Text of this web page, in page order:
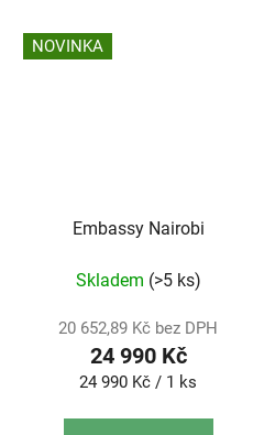
NOVINKA
Embassy Nairobi
Skladem (>5 ks)
20 652,89 Kč bez DPH
24 990 Kč
Měrná
24 990 Kč / 1 ks